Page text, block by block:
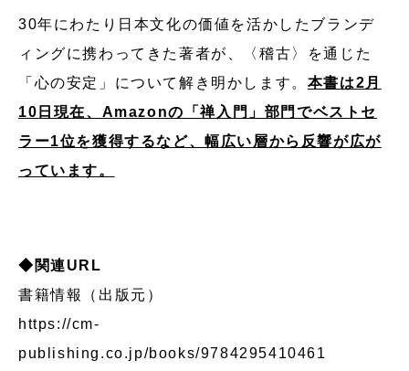
30年にわたり日本文化の価値を活かしたブランデ
ィングに携わってきた著者が、〈稽古〉を通じた
「心の安定」について解き明かします。 本書は2月
10日現在、Amazonの「禅入門」部門でベストセ
ラー1位を獲得するなど、幅広い層から反響が広が
っています。
◆関連URL
書籍情報（出版元）
https://cm-
publishing.co.jp/books/9784295410461